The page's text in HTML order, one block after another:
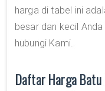
harga di tabel ini
besar dan kecil
hubungi Kami.
Daftar Harga